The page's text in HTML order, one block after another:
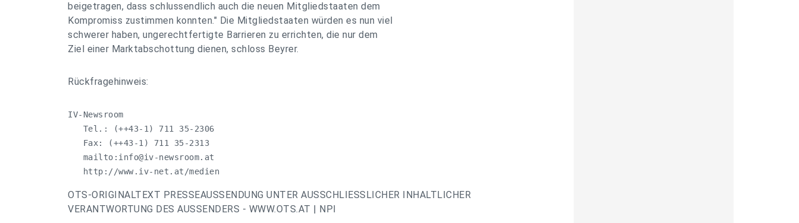
beigetragen, dass schlussendlich auch die neuen Mitgliedstaaten dem
Kompromiss zustimmen konnten." Die Mitgliedstaaten würden es nun viel
schwerer haben, ungerechtfertigte Barrieren zu errichten, die nur dem
Ziel einer Marktabschottung dienen, schloss Beyrer.
Rückfragehinweis:
IV-Newsroom
   Tel.: (++43-1) 711 35-2306
   Fax: (++43-1) 711 35-2313
   mailto:
info@iv-newsroom.at
   http://www.iv-net.at/medien
OTS-ORIGINALTEXT PRESSEAUSSENDUNG UNTER AUSSCHLIESSLICHER INHALTLICHER
VERANTWORTUNG DES AUSSENDERS - WWW.OTS.AT | NPI